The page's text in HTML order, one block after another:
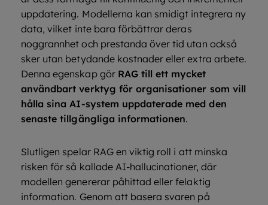
uppdatering. Modellerna kan smidigt integrera ny
data, vilket inte bara förbättrar deras
noggrannhet och prestanda över tid utan också
sker utan betydande kostnader eller extra arbete.
Denna egenskap gör RAG till ett mycket
användbart verktyg för organisationer som vill
hålla sina AI-system uppdaterade med den
senaste tillgängliga informationen.
Slutligen spelar RAG en viktig roll i att minska
risken för så kallade AI-hallucinationer, där
modellen genererar påhittad eller felaktig
information. Genom att basera svaren på